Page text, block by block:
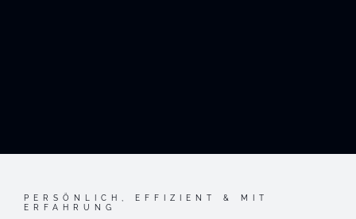
PERSÖNLICH, EFFIZIENT & MIT
ERFAHRUNG